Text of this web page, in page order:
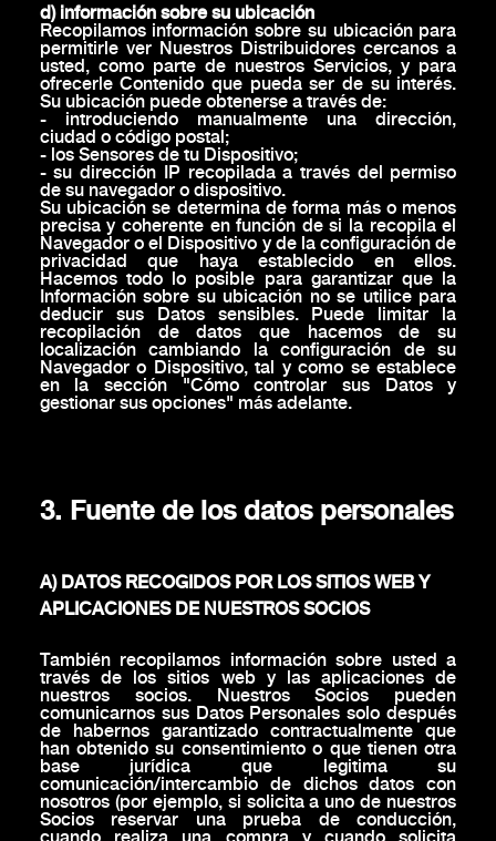
d) información sobre su ubicación
Recopilamos información sobre su ubicación para
permitirle ver Nuestros Distribuidores cercanos a
usted, como parte de nuestros Servicios, y para
ofrecerle Contenido que pueda ser de su interés.
Su ubicación puede obtenerse a través de:
- introduciendo manualmente una dirección,
ciudad o código postal;
- los Sensores de tu Dispositivo;
- su dirección IP recopilada a través del permiso
de su navegador o dispositivo.
Su ubicación se determina de forma más o menos
precisa y coherente en función de si la recopila el
Navegador o el Dispositivo y de la configuración de
privacidad que haya establecido en ellos.
Hacemos todo lo posible para garantizar que la
Información sobre su ubicación no se utilice para
deducir sus Datos sensibles. Puede limitar la
recopilación de datos que hacemos de su
localización cambiando la configuración de su
Navegador o Dispositivo, tal y como se establece
en la sección "Cómo controlar sus Datos y
gestionar sus opciones" más adelante.
3. Fuente de los datos personales
A) DATOS RECOGIDOS POR LOS SITIOS WEB Y
APLICACIONES DE NUESTROS SOCIOS
También recopilamos información sobre usted a
través de los sitios web y las aplicaciones de
nuestros socios. Nuestros Socios pueden
comunicarnos sus Datos Personales solo después
de habernos garantizado contractualmente que
han obtenido su consentimiento o que tienen otra
base jurídica que legitima su
comunicación/intercambio de dichos datos con
nosotros (por ejemplo, si solicita a uno de nuestros
Socios reservar una prueba de conducción,